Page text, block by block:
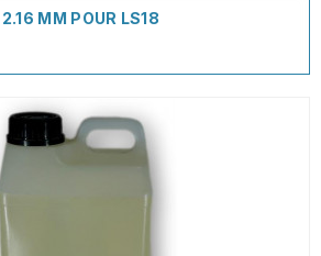
MM POUR LS18